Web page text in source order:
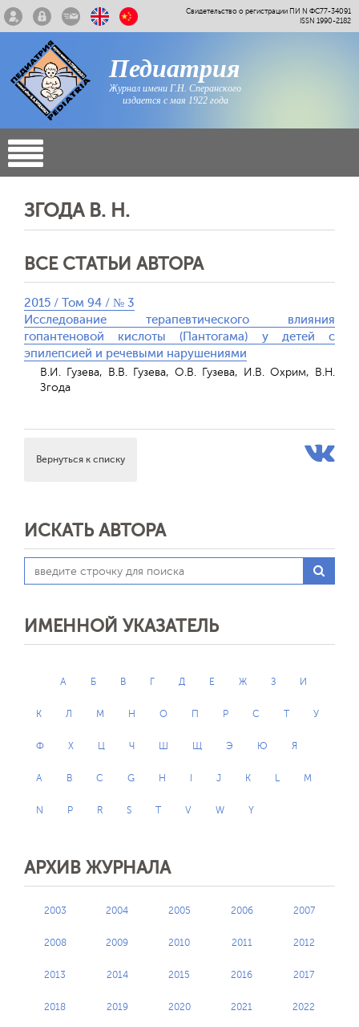
Свидетельство о регистрации ПИ N ФС77-34091
ISSN 1990-2182
Педиатрия
Журнал имени Г.Н. Сперанского
издается с мая 1922 года
ЗГОДА В. Н.
ВСЕ СТАТЬИ АВТОРА
2015 / Том 94 / № 3
Исследование терапевтического влияния
гопантеновой кислоты (Пантогама) у детей с
эпилепсией и речевыми нарушениями
В.И. Гузева, В.В. Гузева, О.В. Гузева, И.В. Охрим, В.Н.
Згода
Вернуться к списку
ИСКАТЬ АВТОРА
ИМЕННОЙ УКАЗАТЕЛЬ
А Б В Г Д Е Ж З И
К Л М Н О П Р С Т У
Ф Х Ц Ч Ш Щ Э Ю Я
A B C G H J K L M
N P R S T V W Y
АРХИВ ЖУРНАЛА
2003 2004 2005 2006 2007
2008 2009 2010 2011 2012
2013 2014 2015 2016 2017
2018 2019 2020 2021 2022